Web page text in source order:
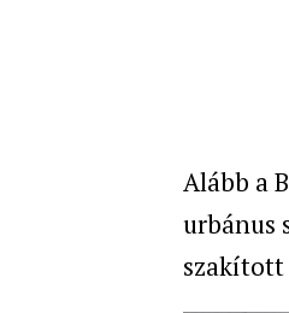
Alább a
urbánus
szakított